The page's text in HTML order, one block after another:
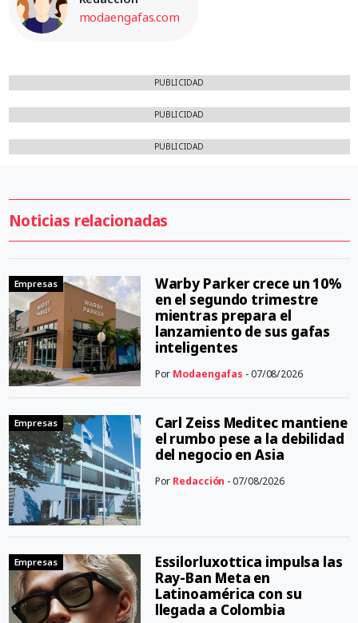
modaengafas.com
PUBLICIDAD
PUBLICIDAD
PUBLICIDAD
Noticias relacionadas
Empresas
Warby Parker crece un 10%
en el segundo trimestre
mientras prepara el
lanzamiento de sus gafas
inteligentes
Por Modaengafas - 07/08/2026
Empresas
Carl Zeiss Meditec mantiene
el rumbo pese a la debilidad
del negocio en Asia
Por Redacción - 07/08/2026
Empresas
Essilorluxottica impulsa las
Ray-Ban Meta en
Latinoamérica con su
llegada a Colombia